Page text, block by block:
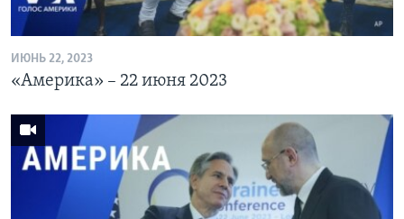
ИЮНЬ 22, 2023
«Америка» – 22 июня 2023